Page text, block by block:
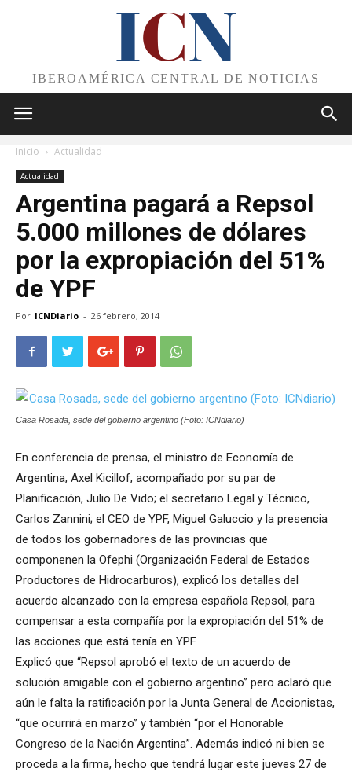
ICN
IBEROAMÉRICA CENTRAL DE NOTICIAS
Inicio Actualidad
Actualidad
Argentina pagará a Repsol
5.000 millones de dólares
por la expropiación del 51%
de YPF
Por ICNDiario - 26 febrero, 2014
Casa Rosada, sede del gobierno argentino (Foto: ICNdiario)
En conferencia de prensa, el ministro de Economía de
Argentina, Axel Kicillof, acompañado por su par de
Planificación, Julio De Vido; el secretario Legal y Técnico,
Carlos Zannini; el CEO de YPF, Miguel Galuccio y la presencia
de todos los gobernadores de las provincias que
componenen la Ofephi (Organización Federal de Estados
Productores de Hidrocarburos), explicó los detalles del
acuerdo alcanzado con la empresa española Repsol, para
compensar a esta compañía por la expropiación del 51% de
las acciones que está tenía en YPF.
Explicó que “Repsol aprobó el texto de un acuerdo de
solución amigable con el gobierno argentino” pero aclaró que
aún le falta la ratificación por la Junta General de Accionistas,
“que ocurrirá en marzo” y también “por el Honorable
Congreso de la Nación Argentina”. Además indicó ni bien se
proceda a la firma, hecho que tendrá lugar este jueves 27 de